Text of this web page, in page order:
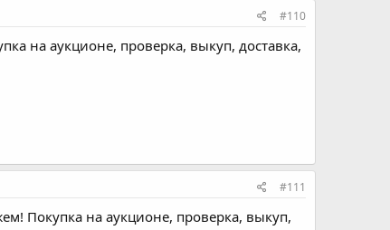
#110
на аукционе, проверка, выкуп, доставка,
#111
Покупка на аукционе, проверка, выкуп,